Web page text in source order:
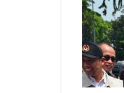
Kesiapan
Arus
Mudik,
Datangi
Rest
Area